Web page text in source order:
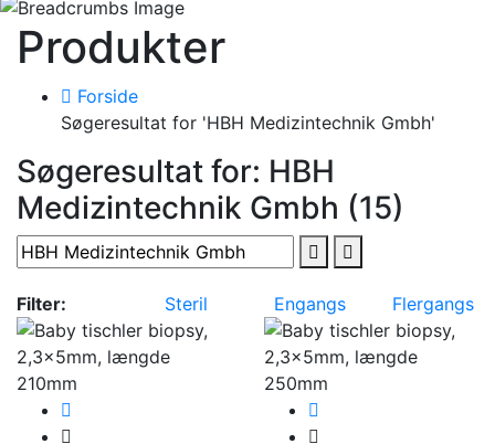
Produkter
Forside
Søgeresultat for 'HBH Medizintechnik Gmbh'
Søgeresultat for: HBH
Medizintechnik Gmbh (15)
Filter: Steril Engangs Flergangs